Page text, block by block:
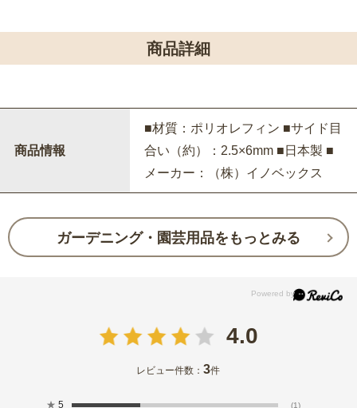
商品詳細
商品情報
■材質：ポリオレフィン ■サイド目
合い（約）：2.5×6mm ■日本製 ■
メーカー：（株）イノベックス
ガーデニング・園芸用品をもっとみる
4.0
レビュー件数：3件
★ 5 (1)